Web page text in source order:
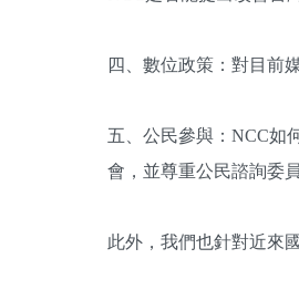
四、數位政策：對目前
五、公民參與：NCC如
會，並尊重公民諮詢委
此外，我們也針對近來